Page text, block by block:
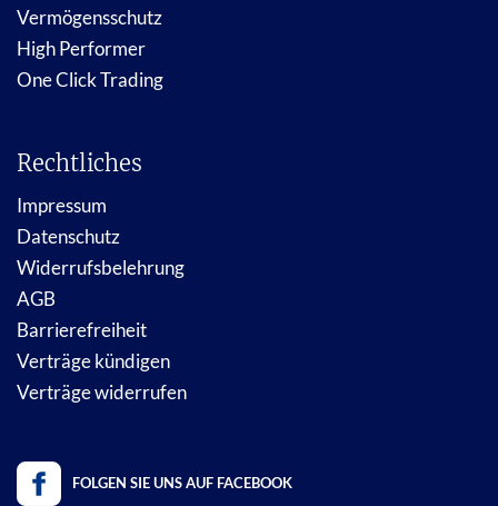
Vermögensschutz
High Performer
One Click Trading
Rechtliches
Impressum
Datenschutz
Widerrufsbelehrung
AGB
Barrierefreiheit
Verträge kündigen
Verträge widerrufen
FOLGEN SIE UNS AUF FACEBOOK